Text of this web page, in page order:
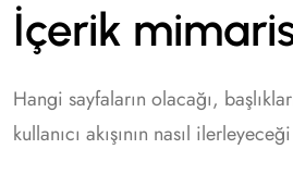
İçerik
Hangi sayfaların olacağı,
kullanıcı akışının nasıl